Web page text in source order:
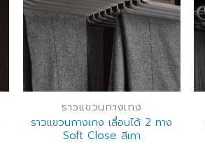
ราวแขวนกางเกง
ราวแขวนกางเกง เลื่อนได้ 2 ทาง
Soft Close สีเทา